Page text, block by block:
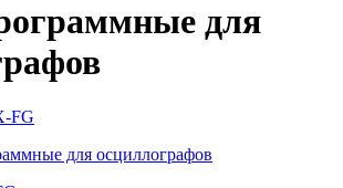
для
для осциллографов